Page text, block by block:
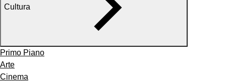
Cultura
Primo Piano
Arte
Cinema